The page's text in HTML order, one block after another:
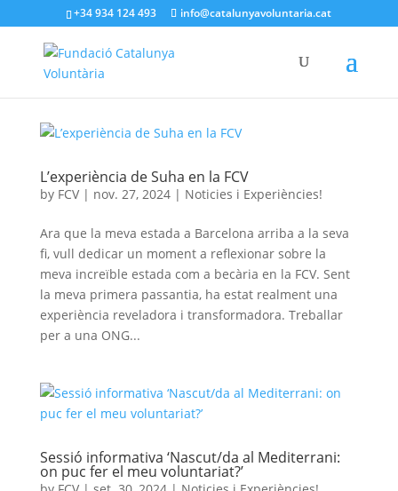
+34 934 124 493 info@catalunyavoluntaria.cat
L’experiència de Suha en la FCV
by FCV| nov. 27, 2024| Noticies i Experiències!
Ara que la meva estada a Barcelona arriba a la seva
fi, vull dedicar un moment a reflexionar sobre la
meva increïble estada com a becària en la FCV. Sent
la meva primera passantia, ha estat realment una
experiència reveladora i transformadora. Treballar
per a una ONG...
Sessió informativa ‘Nascut/da al Mediterrani:
on puc fer el meu voluntariat?’